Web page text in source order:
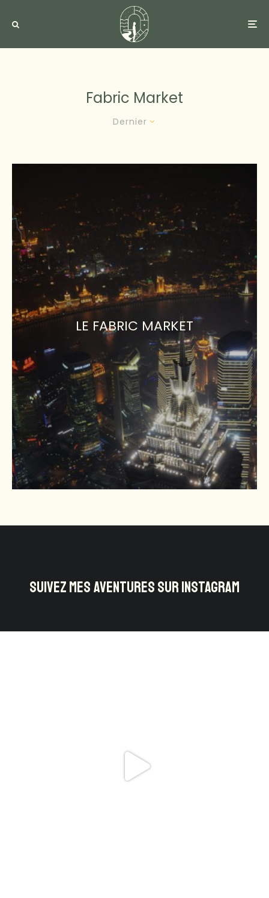
Fabric Market
Dernier
LE FABRIC MARKET
SUIVEZ MES AVENTURES SUR INSTAGRAM